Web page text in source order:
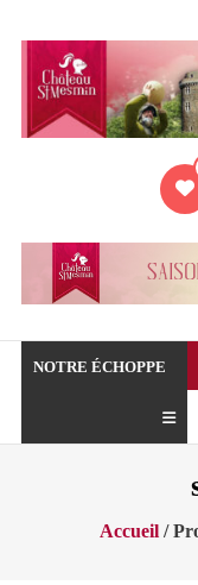
contenu
de
Mesmin
NOTRE ÉCHOPPE
Accueil /